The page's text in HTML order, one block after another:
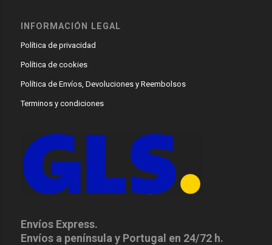
INFORMACIÓN LEGAL
Política de privacidad
Política de cookies
Política de Envíos, Devoluciones y Reembolsos
Terminos y condiciones
Envíos Express.
Envíos a península y Portugal en 24/72 h.